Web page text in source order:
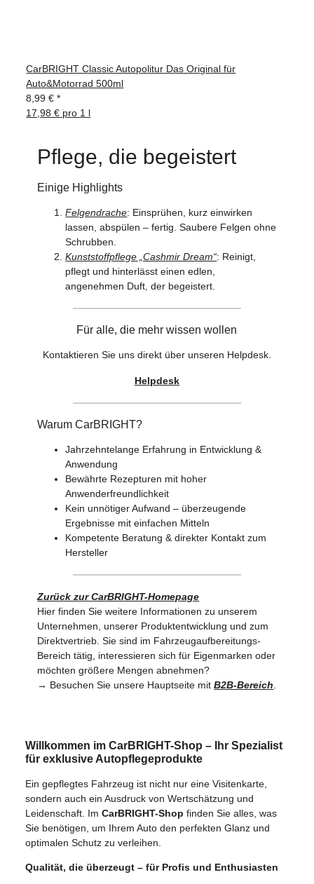
CarBRIGHT Classic Autopolitur Das Original für
Auto&Motorrad 500ml
8,99 €*
17,98 € pro 1 l
Pflege, die begeistert
Einige Highlights
Felgendrache: Einsprühen, kurz einwirken
lassen, abspülen – fertig. Saubere Felgen ohne
Schrubben.
Kunststoffpflege „Cashmir Dream“: Reinigt,
pflegt und hinterlässt einen edlen,
angenehmen Duft, der begeistert.
Für alle, die mehr wissen wollen
Kontaktieren Sie uns direkt über unseren Helpdesk.
Helpdesk
Warum CarBRIGHT?
Jahrzehntelange Erfahrung in Entwicklung &
Anwendung
Bewährte Rezepturen mit hoher
Anwenderfreundlichkeit
Kein unnötiger Aufwand – überzeugende
Ergebnisse mit einfachen Mitteln
Kompetente Beratung & direkter Kontakt zum
Hersteller
Zurück zur CarBRIGHT-Homepage
Hier finden Sie weitere Informationen zu unserem
Unternehmen, unserer Produktentwicklung und zum
Direktvertrieb. Sie sind im Fahrzeugaufbereitungs-
Bereich tätig, interessieren sich für Eigenmarken oder
möchten größere Mengen abnehmen?
→ Besuchen Sie unsere Hauptseite mitB2B-Bereich
Willkommen im CarBRIGHT-Shop – Ihr Spezialist
für exklusive Autopflegeprodukte
Ein gepflegtes Fahrzeug ist nicht nur eine Visitenkarte,
sondern auch ein Ausdruck von Wertschätzung und
Leidenschaft. Im CarBRIGHT-Shop finden Sie alles, was
Sie benötigen, um Ihrem Auto den perfekten Glanz und
optimalen Schutz zu verleihen.
Qualität, die überzeugt – für Profis und Enthusiasten